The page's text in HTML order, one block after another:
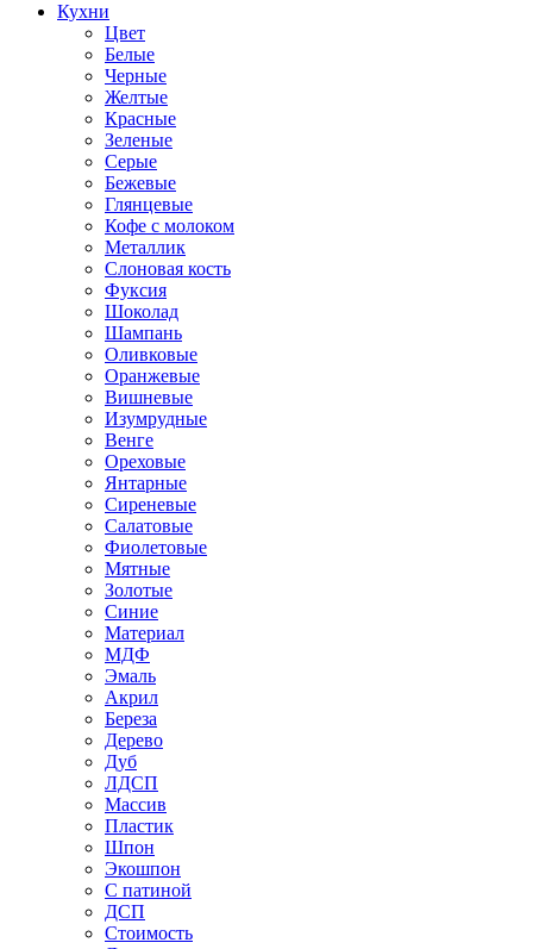
Кухни
Цвет
Белые
Черные
Желтые
Красные
Зеленые
Серые
Бежевые
Глянцевые
Кофе с молоком
Металлик
Слоновая кость
Фуксия
Шоколад
Шампань
Оливковые
Оранжевые
Вишневые
Изумрудные
Венге
Ореховые
Янтарные
Сиреневые
Салатовые
Фиолетовые
Мятные
Золотые
Синие
Материал
МДФ
Эмаль
Акрил
Береза
Дерево
Дуб
ЛДСП
Массив
Пластик
Шпон
Экошпон
С патиной
ДСП
Стоимость